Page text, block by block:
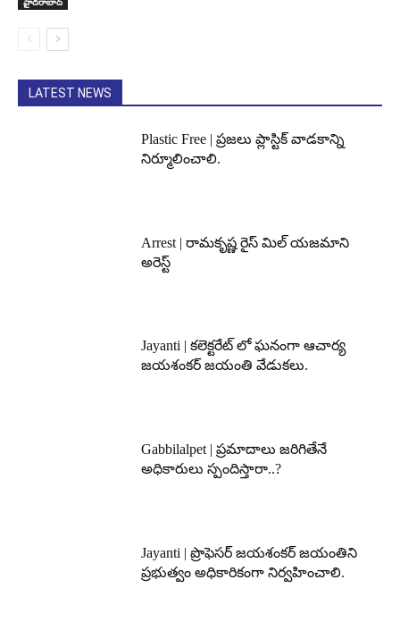
LATEST NEWS
Plastic Free | ప్రజలు ప్లాస్టిక్ వాడకాన్ని
నిర్మూలించాలి.
Arrest | రామకృష్ణ రైస్ మిల్ యజమాని
అరెస్ట్
Jayanti | కలెక్టరేట్ లో ఘనంగా ఆచార్య
జయశంకర్ జయంతి వేడుకలు.
Gabbilalpet | ప్రమాదాలు జరిగితేనే
అధికారులు స్పందిస్తారా..?
Jayanti | ప్రొఫెసర్ జయశంకర్ జయంతిని
ప్రభుత్వం అధికారికంగా నిర్వహించాలి.